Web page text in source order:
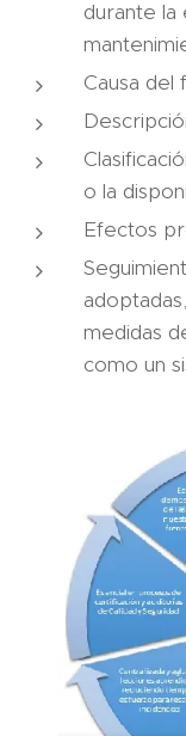
durante la
Causa del
o la
Efectos
medidas
como un